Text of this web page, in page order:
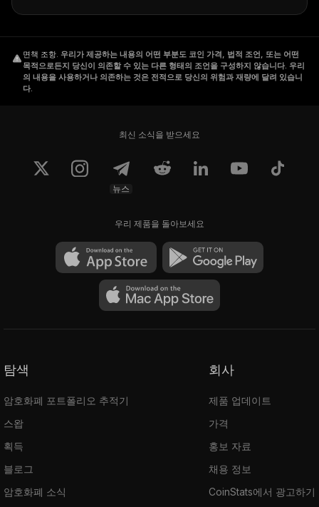
면책 조항. 우리가 제공하는 내용의 어떤 부분도 코인 가격, 법적 조언, 또는 어떤
목적으로든지 당신이 의존할 수 있는 다른 형태의 조언을 구성하지 않습니다. 우리
의 내용을 사용하거나 의존하는 것은 전적으로 당신의 위험과 재량에 달려 있습니
다.
최신 소식을 받으세요
뉴스
우리 제품을 돌아보세요
탐색
암호화폐 포트폴리오 추적기
스왑
획득
블로그
암호화폐 소식
회사
제품 업데이트
가격
홍보 자료
채용 정보
CoinStats에서 광고하기